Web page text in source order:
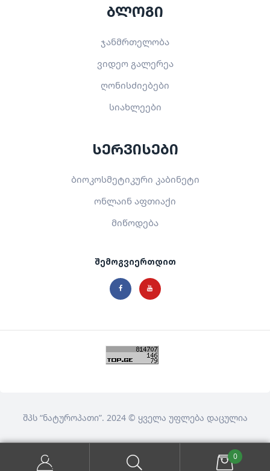
ბლოგი
ჯანმრთელობა
ვიდეო გალერეა
ღონისძიებები
სიახლეები
სერვისები
ბიოკოსმეტიკური კაბინეტი
ონლაინ აფთიაქი
მიწოდება
შემოგვიერთდით
შპს “ნატუროპათი”. 2024 © ყველა უფლება დაცულია
0